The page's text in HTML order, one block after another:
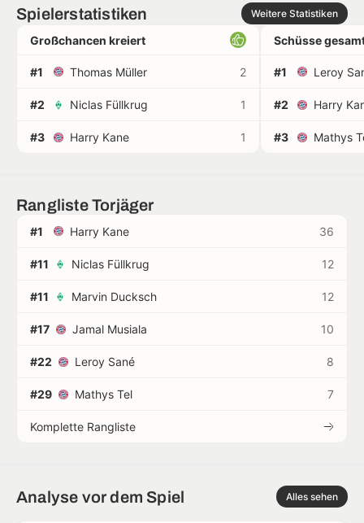
Spielerstatistiken Weitere Statistiken
Großchancen kreiert
#1 Thomas Müller 2
#2 Niclas Füllkrug 1
#3 Harry Kane 1
Schüsse
#1 Leroy
#2 Harry
#3 Mathys
Rangliste Torjäger
#1 Harry Kane 36
#11 Niclas Füllkrug 12
#11 Marvin Ducksch 12
#17 Jamal Musiala 10
#22 Leroy Sané 8
#29 Mathys Tel 7
Komplette Rangliste
Analyse vor dem Spiel Alles sehen